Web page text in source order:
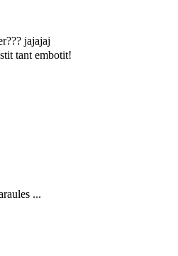
jajajaj
tant embotit!
...